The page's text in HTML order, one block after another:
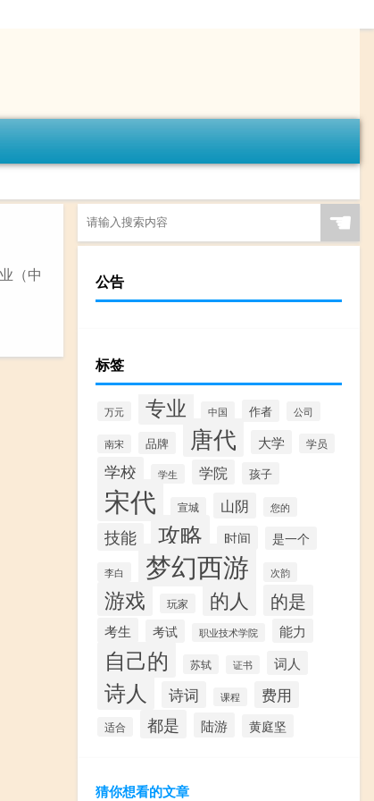
（中
☚
公告
标签
万元 专业 中国 作者 公司
南宋 品牌 唐代 大学 学员
学校 学生 学院 孩子
宋代 宣城 山阴 您的
技能 攻略 时间 是一个
李白 梦幻西游 次韵
游戏 玩家 的人 的是
考生 考试 职业技术学院 能力
自己的 苏轼 证书 词人
诗人 诗词 课程 费用
适合 都是 陆游 黄庭坚
猜你想看的文章